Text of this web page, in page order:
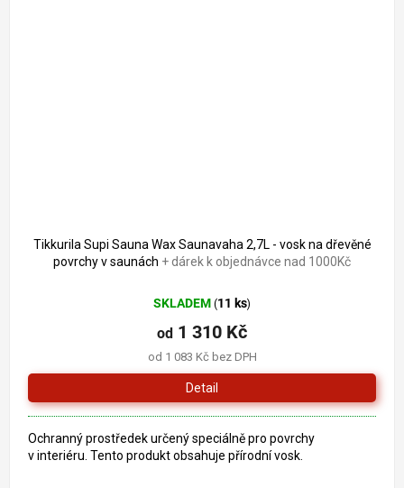
Tikkurila Supi Sauna Wax Saunavaha 2,7L - vosk na dřevěné
povrchy v saunách + dárek k objednávce nad 1000Kč
SKLADEM (11 ks)
od 1 083 Kč bez DPH
od 1 310 Kč
Detail
Ochranný prostředek určený speciálně pro povrchy
v interiéru. Tento produkt obsahuje přírodní vosk.